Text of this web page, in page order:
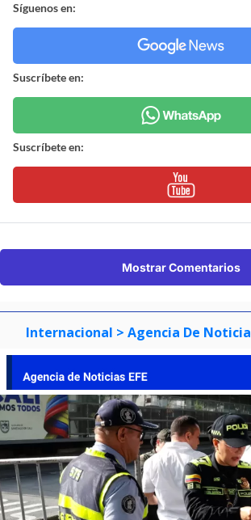
Síguenos en:
Suscríbete en:
Suscríbete en:
Mostrar Comentarios
Internacional > Agencia De